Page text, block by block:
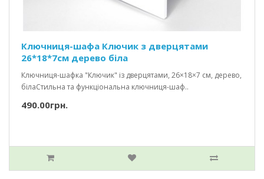
Ключниця-шафа Ключик з дверцятами
26*18*7см дерево біла
Ключниця-шафка "Ключик" із дверцятами, 26×18×7 см, дерево,
білаСтильна та функціональна ключниця-шаф..
490.00грн.